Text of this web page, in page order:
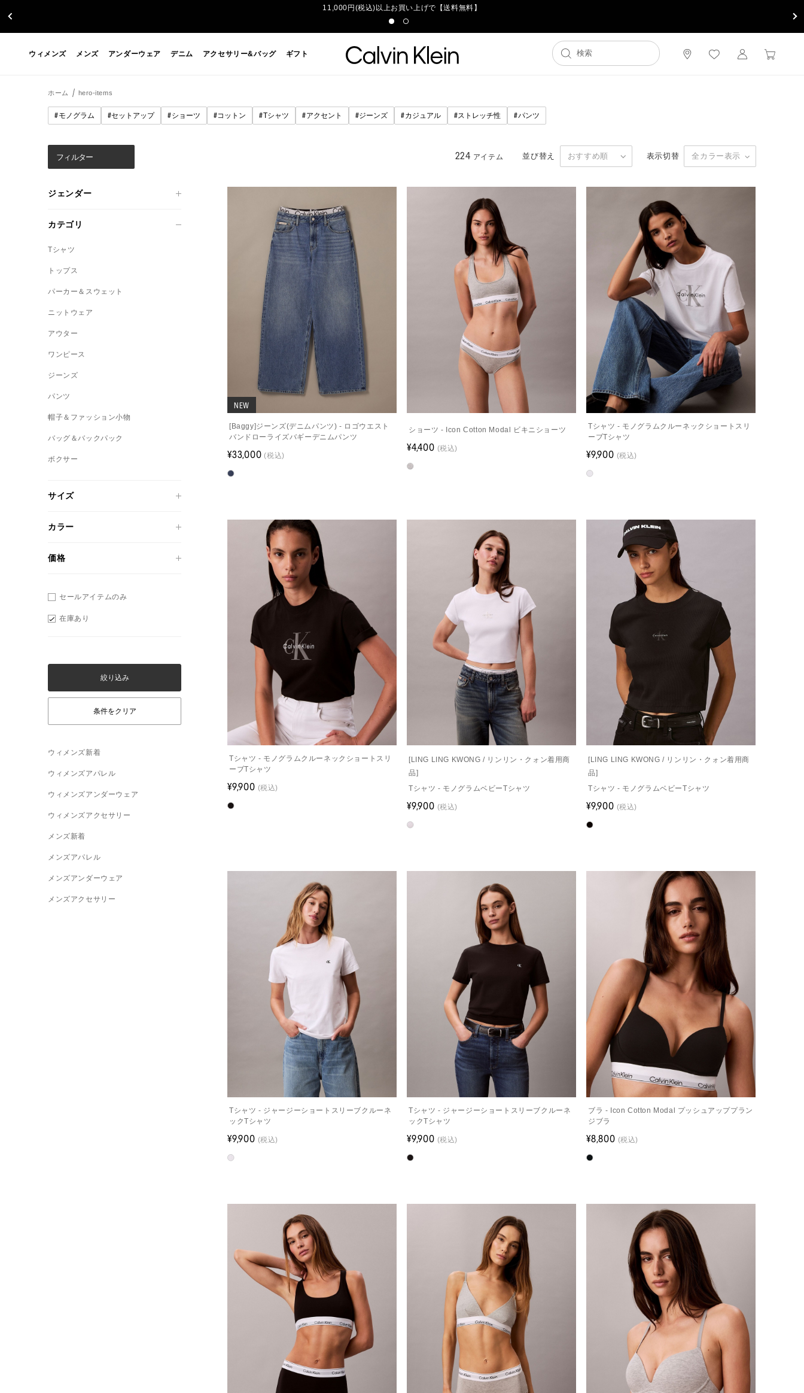
11,000円(税込)以上お買い上げで【送料無料】
ウィメンズ メンズ アンダーウェア デニム アクセサリー&バッグ ギフト
ホーム hero-items
#モノグラム #セットアップ #ショーツ #コットン #Tシャツ #アクセント #ジーンズ #カジュアル #ストレッチ性 #パンツ
フィルター 224 アイテム 並び替え おすすめ順 表示切替 全カラー表示
ジェンダー
カテゴリ
Tシャツ
トップス
パーカー＆スウェット
ニットウェア
アウター
ワンピース
ジーンズ
パンツ
帽子＆ファッション小物
バッグ＆バックパック
ボクサー
サイズ
カラー
価格
セールアイテムのみ
在庫あり
ウィメンズ新着
ウィメンズアパレル
ウィメンズアンダーウェア
ウィメンズアクセサリー
メンズ新着
メンズアパレル
メンズアンダーウェア
メンズアクセサリー
NEW
[Baggy]ジーンズ(デニムパンツ) - ロゴウエスト
バンドローライズバギーデニムパンツ
¥33,000(税込)
ショーツ - Icon Cotton Modal ビキニショーツ
¥4,400 (税込)
Tシャツ - モノグラムクルーネックショートスリ
ーブTシャツ
¥9,900 (税込)
Tシャツ - モノグラムクルーネックショートスリ
ーブTシャツ
¥9,900 (税込)
[LING LING KWONG / リンリン・クォン着用商
品]
Tシャツ - モノグラムベビーTシャツ
¥9,900 (税込)
[LING LING KWONG / リンリン・クォン着用商
品]
Tシャツ - モノグラムベビーTシャツ
¥9,900 (税込)
Tシャツ - ジャージーショートスリーブクルーネ
ックTシャツ
¥9,900 (税込)
Tシャツ - ジャージーショートスリーブクルーネ
ックTシャツ
¥9,900 (税込)
ブラ - Icon Cotton Modal プッシュアッププラン
ジブラ
¥8,800 (税込)